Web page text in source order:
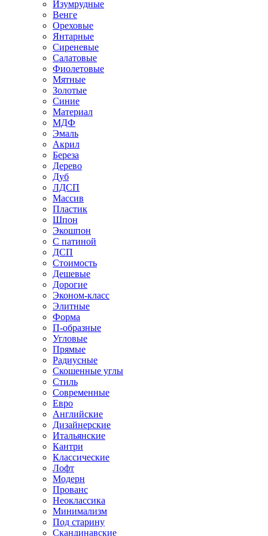
Изумрудные
Венге
Ореховые
Янтарные
Сиреневые
Салатовые
Фиолетовые
Мятные
Золотые
Синие
Материал
МДФ
Эмаль
Акрил
Береза
Дерево
Дуб
ЛДСП
Массив
Пластик
Шпон
Экошпон
С патиной
ДСП
Стоимость
Дешевые
Дорогие
Эконом-класс
Элитные
Форма
П-образные
Угловые
Прямые
Радиусные
Скошенные углы
Стиль
Современные
Евро
Английские
Дизайнерские
Итальянские
Кантри
Классические
Лофт
Модерн
Прованс
Неоклассика
Минимализм
Под старину
Скандинавские